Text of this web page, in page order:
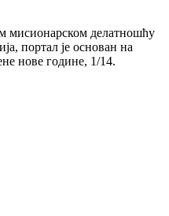
мисионарском делатношћу
портал је основан на
нове године, 1/14.